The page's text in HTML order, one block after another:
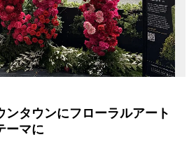
ンタウンにフローラルアート
ーマに